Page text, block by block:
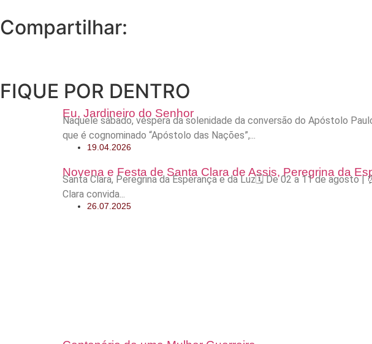
Compartilhar:
FIQUE POR DENTRO
Eu, Jardineiro do Senhor
Naquele sábado, véspera da solenidade da conversão do Apóstolo
que é cognominado “Apóstolo das Nações”,...
19.04.2026
Novena e Festa de Santa Clara de Assis, Peregrina da
Santa Clara, Peregrina da Esperança e da Luz🗓️ De 02 a 11 de agosto
Clara convida...
26.07.2025